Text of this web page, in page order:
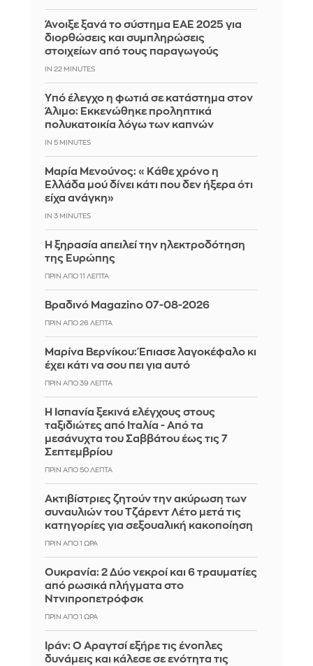
Άνοιξε ξανά το σύστημα ΕΑΕ 2025 για
διορθώσεις και συμπληρώσεις
στοιχείων από τους παραγωγούς
IN 22 MINUTES
Yπό έλεγχο η φωτιά σε κατάστημα στον
Άλιμο: Εκκενώθηκε προληπτικά
πολυκατοικία λόγω των καπνών
IN 5 MINUTES
Μαρία Μενούνος: «Κάθε χρόνο η
Ελλάδα μού δίνει κάτι που δεν ήξερα ότι
είχα ανάγκη»
IN 3 MINUTES
Η ξηρασία απειλεί την ηλεκτροδότηση
της Ευρώπης
ΠΡΙΝ ΑΠΌ 11 ΛΕΠΤΆ
Βραδινό Magazino 07-08-2026
ΠΡΙΝ ΑΠΌ 26 ΛΕΠΤΆ
Μαρίνα Βερνίκου: Έπιασε λαγοκέφαλο κι
έχει κάτι να σου πει για αυτό
ΠΡΙΝ ΑΠΌ 39 ΛΕΠΤΆ
Η Ισπανία ξεκινά ελέγχους στους
ταξιδιώτες από Ιταλία - Από τα
μεσάνυχτα του Σαββάτου έως τις 7
Σεπτεμβρίου
ΠΡΙΝ ΑΠΌ 50 ΛΕΠΤΆ
Ακτιβίστριες ζητούν την ακύρωση των
συναυλιών του Τζάρεντ Λέτο μετά τις
κατηγορίες για σεξουαλική κακοποίηση
ΠΡΙΝ ΑΠΌ 1 ΏΡΑ
Ουκρανία: 2 Δύο νεκροί και 6 τραυματίες
από ρωσικά πλήγματα στο
Ντνιπροπετρόφσκ
ΠΡΙΝ ΑΠΌ 1 ΏΡΑ
Ιράν: Ο Αραγτσί εξήρε τις ένοπλες
δυνάμεις και κάλεσε σε ενότητα τις